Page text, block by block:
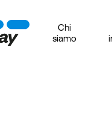
Chi
siamo